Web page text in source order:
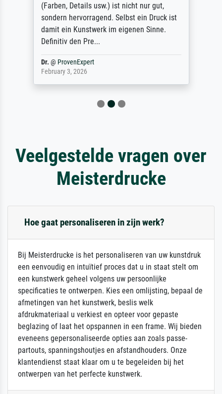
(Farben, Details usw.) ist nicht nur gut,
sondern hervorragend. Selbst ein Druck ist
damit ein Kunstwerk im eigenen Sinne.
Definitiv den Pre...
Dr. @ ProvenExpert
February 3, 2026
Veelgestelde vragen over
Meisterdrucke
Hoe gaat personaliseren in zijn werk?
Bij Meisterdrucke is het personaliseren van uw kunstdruk
een eenvoudig en intuïtief proces dat u in staat stelt om
een kunstwerk geheel volgens uw persoonlijke
specificaties te ontwerpen. Kies een omlijsting, bepaal de
afmetingen van het kunstwerk, beslis welk
afdrukmateriaal u verkiest en opteer voor gepaste
beglazing of laat het opspannen in een frame. Wij bieden
eveneens gepersonaliseerde opties aan zoals passe-
partouts, spanningshoutjes en afstandhouders. Onze
klantendienst staat klaar om u te begeleiden bij het
ontwerpen van het perfecte kunstwerk.